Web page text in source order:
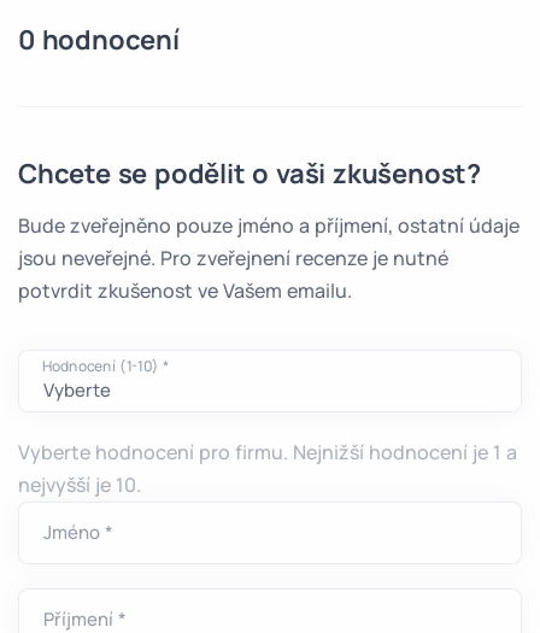
0 hodnocení
Chcete se podělit o vaši zkušenost?
Bude zveřejněno pouze jméno a příjmení, ostatní údaje
jsou neveřejné. Pro zveřejnení recenze je nutné
potvrdit zkušenost ve Vašem emailu.
Hodnocení (1-10) *
Vyberte hodnocení pro firmu. Nejnižší hodnocení je 1 a
nejvyšší je 10.
Jméno *
Příjmení *